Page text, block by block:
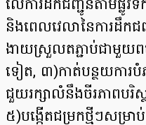
លើការដឹកជញ្ជូនតាមផ្លូវ
និងពេលវេលានៃការដឹក
ងាយស្រួលតភ្ជាប់ជាមួយ
ទៀត, ៣)កាត់បន្ថយការ
ជួយរក្សាលំនឹងចីរភាពបរិ
៥)បង្កើតជម្រកថ្មីៗសម្រា